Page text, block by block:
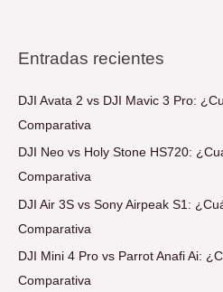
Entradas recientes
DJI Avata 2 vs DJI Mavic 3 Pro:
Comparativa
DJI Neo vs Holy Stone HS720:
Comparativa
DJI Air 3S vs Sony Airpeak S1:
Comparativa
DJI Mini 4 Pro vs Parrot Anafi Ai:
Comparativa